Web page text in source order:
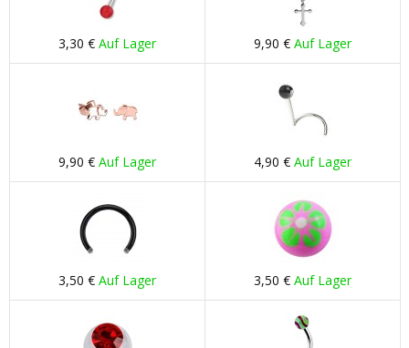
3,30 € Auf Lager 9,90 € Auf Lager
9,90 € Auf Lager 4,90 € Auf Lager
3,50 € Auf Lager 3,50 € Auf Lager